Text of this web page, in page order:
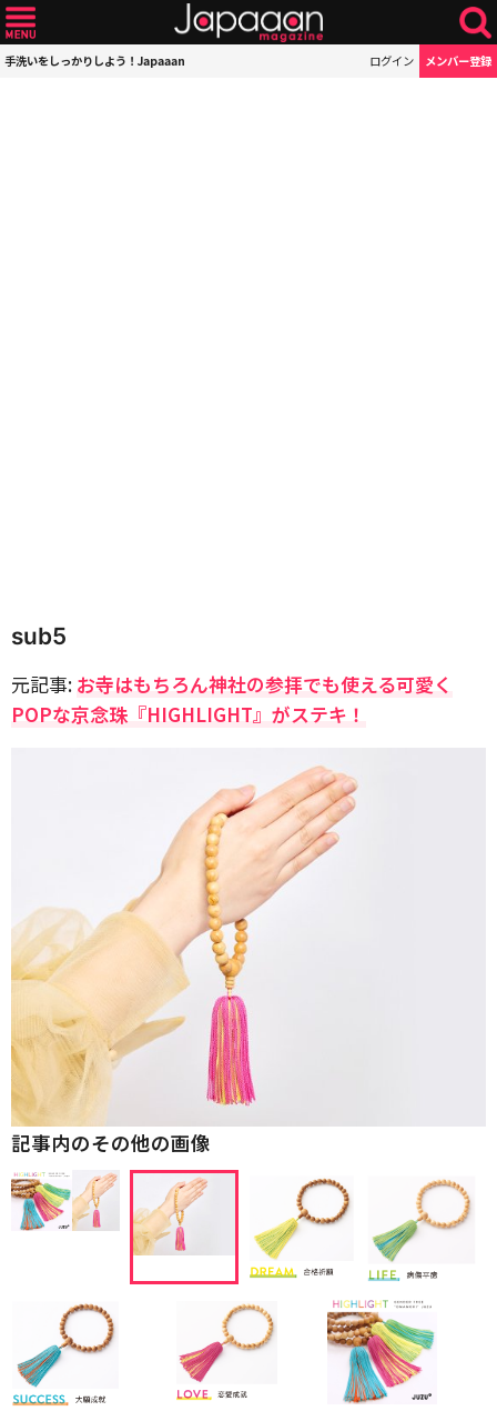
手洗いをしっかりしよう！Japaaan ログイン メンバー登録
sub5
元記事: お寺はもちろん神社の参拝でも使える可愛く
POPな京念珠『HIGHLIGHT』がステキ！
記事内のその他の画像